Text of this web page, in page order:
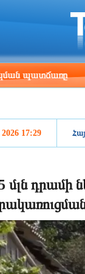
Los
03:53
14:41
2026 17:29
մլն դրամի